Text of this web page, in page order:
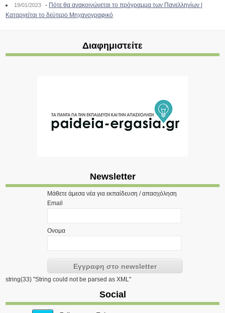
19/01/2023 - Πότε θα ανακοινώνεται το πρόγραμμα των Πανελληνίων |
Καταργείται το δεύτερο Μηχανογραφικό
Διαφημιστείτε
Newsletter
Μάθετε άμεσα νέα για εκπαίδευση / απασχόληση
Email
Ονομα
string(33) "String could not be parsed as XML"
Social